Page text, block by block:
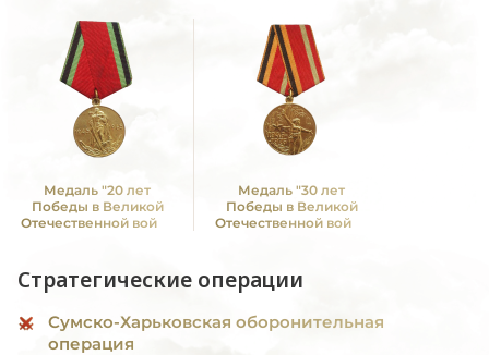
Медаль "20 лет
Победы в Великой
Отечественной войне
Медаль "30 лет
Победы в Великой
Отечественной войне
Стратегические операции
Сумско-Харьковская оборонительная
операция